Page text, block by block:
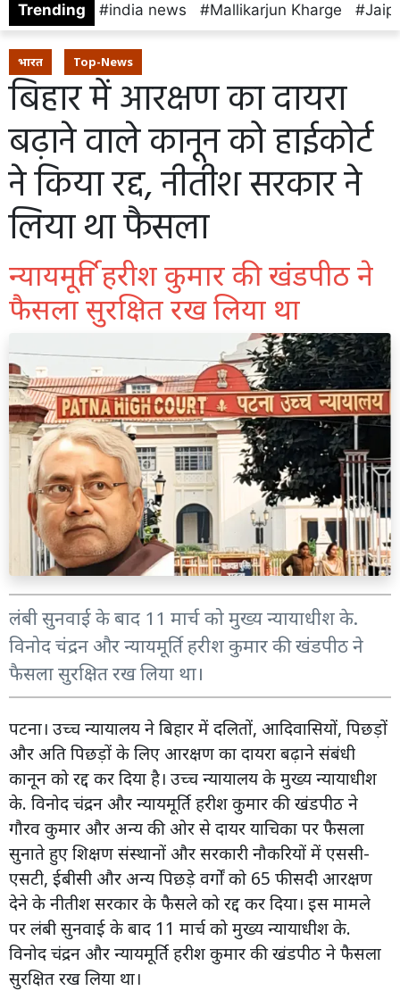
Trending india news Mallikarjun Kharge
भारत Top-News
बिहार में आरक्षण का दायरा
बढ़ाने वाले कानून को हाईकोर्ट
ने किया रद्द, नीतीश सरकार ने
लिया था फैसला
न्यायमूर्ति हरीश कुमार की खंडपीठ ने
फैसला सुरक्षित रख लिया था
लंबी सुनवाई के बाद 11 मार्च को मुख्य न्यायाधीश के.
विनोद चंद्रन और न्यायमूर्ति हरीश कुमार की खंडपीठ ने
फैसला सुरक्षित रख लिया था।
पटना। उच्च न्यायालय ने बिहार में दलितों, आदिवासियों, पिछड़ों
और अति पिछड़ों के लिए आरक्षण का दायरा बढ़ाने संबंधी
कानून को रद्द कर दिया है। उच्च न्यायालय के मुख्य न्यायाधीश
के. विनोद चंद्रन और न्यायमूर्ति हरीश कुमार की खंडपीठ ने
गौरव कुमार और अन्य की ओर से दायर याचिका पर फैसला
सुनाते हुए शिक्षण संस्थानों और सरकारी नौकरियों में एससी-
एसटी, ईबीसी और अन्य पिछड़े वर्गों को 65 फीसदी आरक्षण
देने के नीतीश सरकार के फैसले को रद्द कर दिया। इस मामले
पर लंबी सुनवाई के बाद 11 मार्च को मुख्य न्यायाधीश के.
विनोद चंद्रन और न्यायमूर्ति हरीश कुमार की खंडपीठ ने फैसला
सुरक्षित रख लिया था।